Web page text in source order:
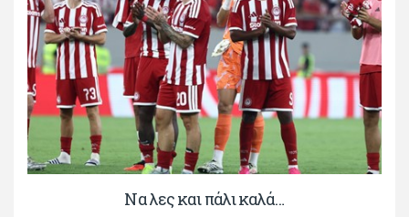
Να λες και πάλι καλά…